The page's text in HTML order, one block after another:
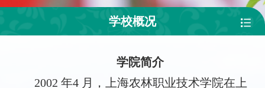
学校概况
学院简介
2002 年4 月，上海农林职业技术学院在上